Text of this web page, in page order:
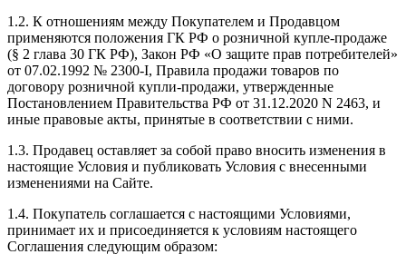
1.2. К отношениям между Покупателем и Продавцом
применяются положения ГК РФ о розничной купле-продаже
(§ 2 глава 30 ГК РФ), Закон РФ «О защите прав потребителей»
от 07.02.1992 № 2300-I, Правила продажи товаров по
договору розничной купли-продажи, утвержденные
Постановлением Правительства РФ от 31.12.2020 N 2463, и
иные правовые акты, принятые в соответствии с ними.
1.3. Продавец оставляет за собой право вносить изменения в
настоящие Условия и публиковать Условия с внесенными
изменениями на Сайте.
1.4. Покупатель соглашается с настоящими Условиями,
принимает их и присоединяется к условиям настоящего
Соглашения следующим образом: